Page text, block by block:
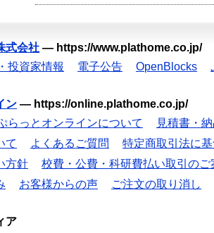
式会社 — https://www.plathome.co.jp/
投資家情報 電子公告 OpenBlocks
ン — https://online.plathome.co.jp/
らっとオンラインについて
見積書・
て
よくあるご質問
特定商取引法に
方針
校費・公費・科研費払い取引のご
お客様からの声 ご注文の取り消し
ア